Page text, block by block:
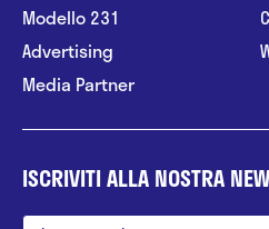
Modello 231
Advertising
Media Partner
ISCRIVITI ALLA NOSTRA